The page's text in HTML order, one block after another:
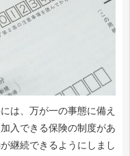
は、万が一の事態に備え
入できる保険の制度があ
継続できるようにしまし